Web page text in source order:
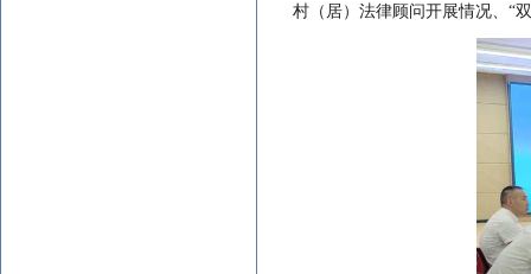
村（居）法律顾问开展情况、 “